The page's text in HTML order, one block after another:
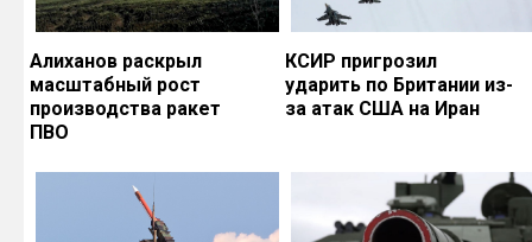
Алиханов раскрыл
масштабный рост
производства ракет
ПВО
КСИР пригрозил
ударить по Британии из-
за атак США на Иран